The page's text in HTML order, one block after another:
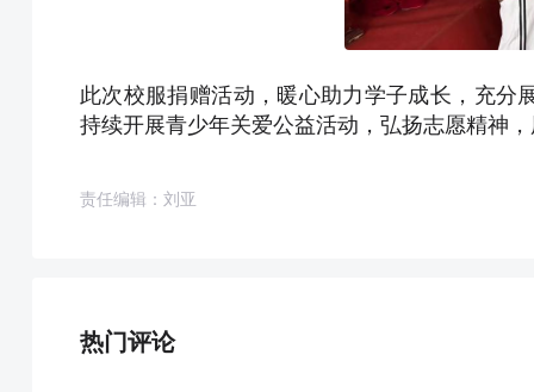
此次校服捐赠活动，暖心助力学子成长，充分
持续开展青少年关爱公益活动，弘扬志愿精神
责任编辑：刘亚
热门评论